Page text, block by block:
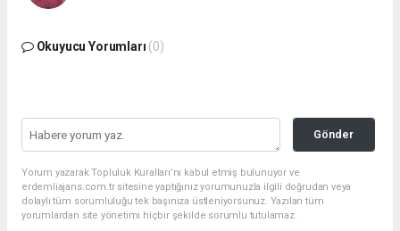
Okuyucu Yorumları (0)
Gönder
Yorum yazarak Topluluk Kuralları’nı kabul etmiş bulunuyor ve
erdemliajans.com.tr sitesine yaptığınız yorumunuzla ilgili doğrudan veya
dolaylı tüm sorumluluğu tek başınıza üstleniyorsunuz. Yazılan tüm
yorumlardan site yönetimi hiçbir şekilde sorumlu tutulamaz.